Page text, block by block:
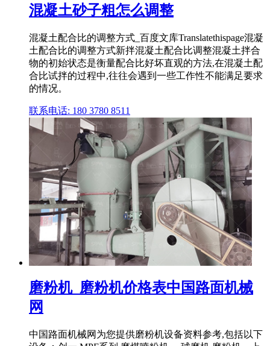
混凝土砂子粗怎么调整
混凝土配合比的调整方式_百度文库Translatethispage混凝
土配合比的调整方式新拌混凝土配合比调整混凝土拌合
物的初始状态是衡量配合比好坏直观的方法,在混凝土配
合比试拌的过程中,往往会遇到一些工作性不能满足要求
的情况。
联系电话: 180 3780 8511
磨粉机_磨粉机价格表中国路面机械
网
中国路面机械网为您提供磨粉机设备资料参考,包括以下